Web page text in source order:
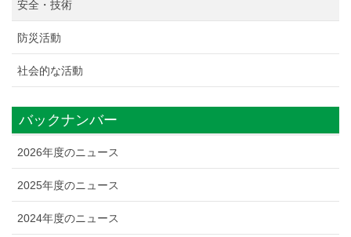
安全・技術
防災活動
社会的な活動
バックナンバー
2026年度のニュース
2025年度のニュース
2024年度のニュース